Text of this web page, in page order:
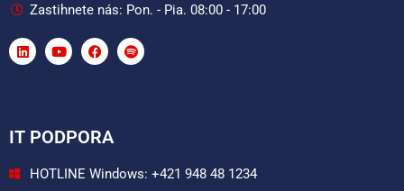
Zastihnete nás: Pon. - Pia. 08:00 - 17:00
IT PODPORA
HOTLINE Windows: +421 948 48 1234